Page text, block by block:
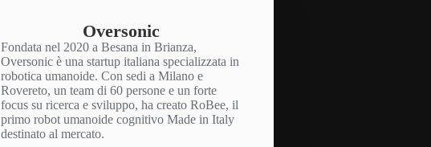
Oversonic
Fondata nel 2020 a Besana in Brianza,
Oversonic è una startup italiana specializzata in
robotica umanoide. Con sedi a Milano e
Rovereto, un team di 60 persone e un forte
focus su ricerca e sviluppo, ha creato RoBee, il
primo robot umanoide cognitivo Made in Italy
destinato al mercato.